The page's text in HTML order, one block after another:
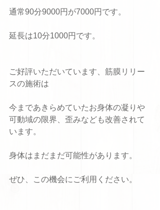
通常90分9000円が7000円です。
延長は10分1000円です。
ご好評いただいています、筋膜リリー
スの施術は
今まであきらめていたお身体の凝りや
可動域の限界、歪みなども改善されて
います。
身体はまだまだ可能性があります。
ぜひ、この機会にご利用ください。